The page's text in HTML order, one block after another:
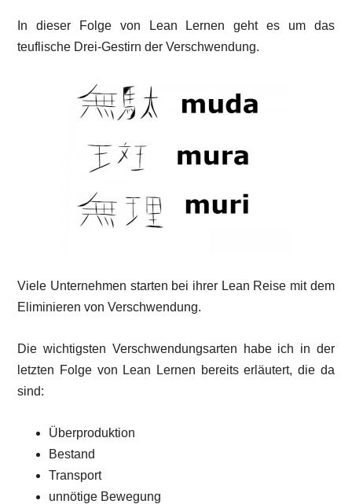
In dieser Folge von Lean Lernen geht es um das
teuflische Drei-Gestirn der Verschwendung.
Viele Unternehmen starten bei ihrer Lean Reise mit dem
Eliminieren von Verschwendung.
Die wichtigsten Verschwendungsarten habe ich in der
letzten Folge von Lean Lernen bereits erläutert, die da
sind:
Überproduktion
Bestand
Transport
unnötige Bewegung